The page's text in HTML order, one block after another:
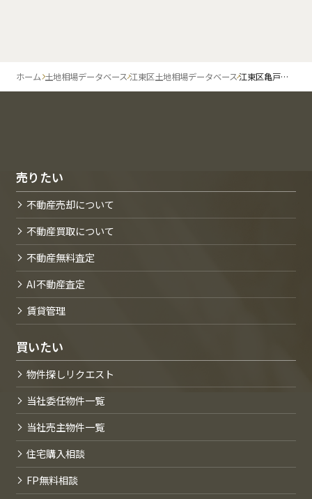
ホーム 土地相場データベース江東区土地相場データベース 江東区亀戸水神
売りたい
不動産売却について
不動産買取について
不動産無料査定
AI不動産査定
賃貸管理
買いたい
物件探しリクエスト
当社委任物件一覧
当社売主物件一覧
住宅購入相談
FP無料相談